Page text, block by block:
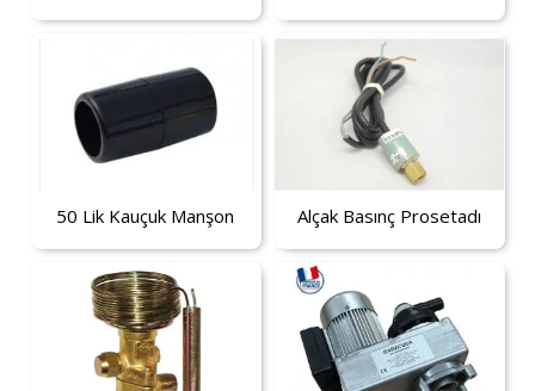
50 Lik Kauçuk Manşon Alçak Basınç Prosetadı